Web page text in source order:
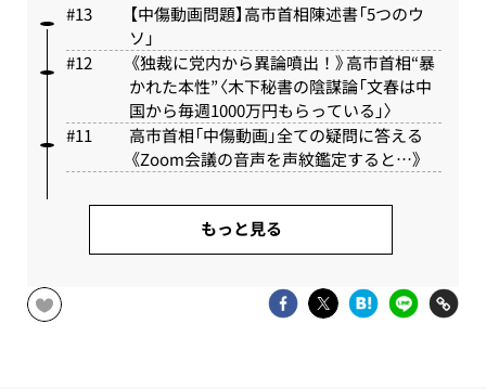
【中傷動画問題】高市首相陳述書「5つのウ
ソ」
《独裁に党内から異論噴出！》高市首相“暴
かれた本性”〈木下秘書の陰謀論「文春は中
国から毎週1000万円もらっている」〉
高市首相「中傷動画」全ての疑問に答える
《Zoom会議の音声を声紋鑑定すると…》
もっと見る